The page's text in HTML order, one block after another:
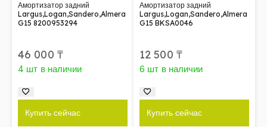
Амортизатор задний
Largus,Logan,Sandero,Almera
G15 8200953294
46 000 ₸
4 шт в наличии
Купить сейчас
Амортизатор задний
Largus,Logan,Sandero,Almera
G15 BKSA0046
12 500 ₸
6 шт в наличии
Купить сейчас